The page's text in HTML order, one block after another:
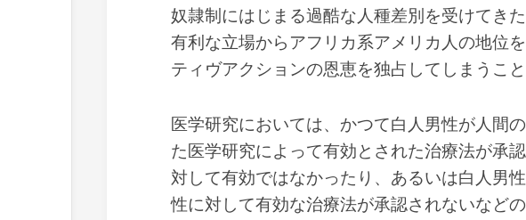
奴隷制にはじまる過酷な人種差別を受けてき
有利な立場からアフリカ系アメリカ人の地位
ティヴアクションの恩恵を独占してしまうこと
医学研究においては、かつて白人男性が人間
た医学研究によって有効とされた治療法が承
対して有効ではなかったり、あるいは白人男
性に対して有効な治療法が承認されないなど